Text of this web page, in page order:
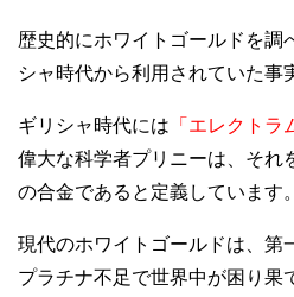
歴史的にホワイトゴールドを調
シャ時代から利用されていた事
ギリシャ時代には 「エレクトラ
偉大な科学者プリニーは、それ
の合金であると定義しています。
現代のホワイトゴールドは、第
プラチナ不足で世界中が困り果